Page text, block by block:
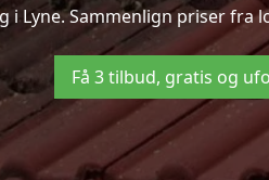
i Lyne. Sammenlign priser
Få 3 tilbud, gratis og